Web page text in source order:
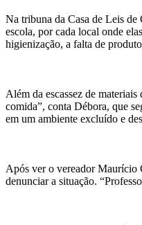
Na tribuna da Casa de Leis de
escola, por cada local onde
higienização, a falta de
Além da escassez de
comida”, conta Débora, que
em um ambiente excluído e
Após ver o vereador Maurício
denunciar a situação.